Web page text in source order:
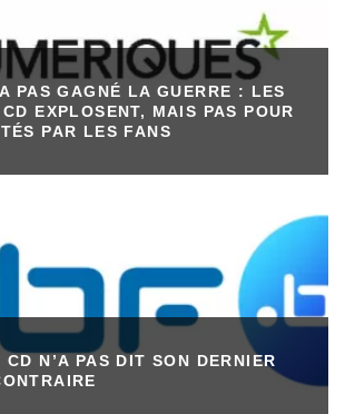
PAS GAGNÉ LA GUERRE : LES
EXPLOSENT, MAIS PAS POUR
PAR LES FANS
N’A PAS DIT SON DERNIER